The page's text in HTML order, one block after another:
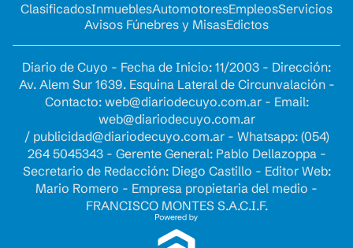
ClasificadosInmueblesAutomotoresEmpleosServicios
Avisos Fúnebres y MisasEdictos
Diario de Cuyo - Fecha de Inicio: 11/2003 - Dirección:
Av. Alem Sur 1639. Esquina Lateral de Circunvalación -
Contacto: web@diariodecuyo.com.ar- Email:
web@diariodecuyo.com.ar
/ publicidad@diariodecuyo.com.ar- Whatsapp: (054)
264 5045343 - Gerente General: Pablo Dellazoppa -
Secretario de Redacción: Diego Castillo - Editor Web:
Mario Romero - Empresa propietaria del medio -
FRANCISCO MONTES S.A.C.I.F.